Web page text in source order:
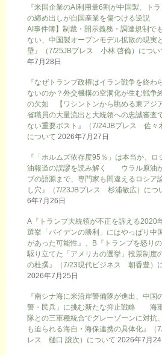
『米国企業のAI利用量6割が中国製、ト
の締め出しが自国産業を傷つける逆
AI事件簿】制裁・開示義務・調達規制で
ない、中国製オープンモデル拡散の現実
壁』（7/25JBプレス 小林 啓倫）につい
年7月28日
『なぜトランプ政権はイラン戦争を終わ
ないのか？外交機構の空洞化が生む戦争
の欠如 【ワシントンから眺める東アジ
省職員の大量流出と大統領への忠誠審査
ない重要ポスト』（7/24JBプレス 佐々
について 2026年7月27日
『「ホルムズ依存度95％」は本当か、ロ
油報道の誤謬を読み解く ウラル原油
ブの語源まで、専門家も間違えるロシア
し穴』（7/23JBプレス 杉浦敏広）につ
6年7月26日
A『トランプ大統領が不正を訴える2020
選挙「バイデンの勝利」にはやっぱり中
があった可能性』、B『トランプを怒り
駆り立てた「アメリカの選挙」投票制度
の杜撰』（7/23現代ビジネス 朝香豊）
2026年7月25日
『南シナ海に米沿岸警備隊が進出、中国
警・民兵」に挑む新たな抑止戦略 海
隊との三軍種統合でグレーゾーンに対抗
も迫られる海自・海保連携の具体化』（
レス 樋口 譲次）について 2026年7月24